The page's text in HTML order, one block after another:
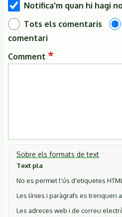
Notifica'm quan hi hagi
Tots els comentaris
comentari
Comment
Sobre els formats de text
Text pla
No es permet l'ús d'etiquetes
Les línies i paràgrafs es trenquen
Les adreces web i de correu